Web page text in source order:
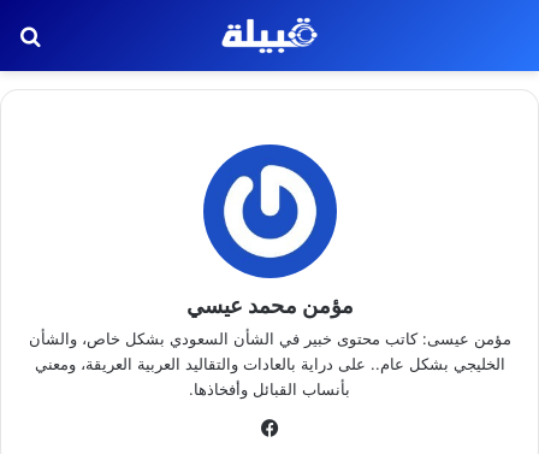
مؤمن محمد عيسي
مؤمن عيسى: كاتب محتوى خبير في الشأن السعودي بشكل خاص، والشأن
الخليجي بشكل عام.. على دراية بالعادات والتقاليد العربية العريقة، ومعني
بأنساب القبائل وأفخاذها.